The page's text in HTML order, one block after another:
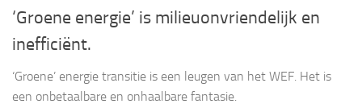
‘Groene energie’ is milieuonvriendelijk en
inefficiënt.
‘Groene’ energie transitie is een leugen van het WEF. Het is
een onbetaalbare en onhaalbare fantasie.